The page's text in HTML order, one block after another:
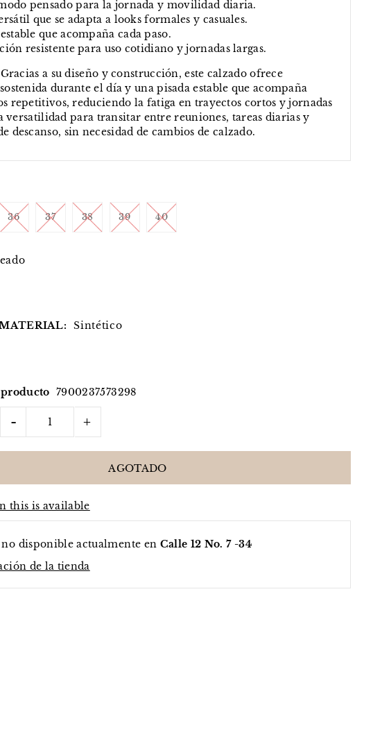
pensado para la jornada y movilidad diaria.
que se adapta a looks formales y casuales.
que acompaña cada paso.
resistente para uso cotidiano y jornadas largas.
Gracias a su diseño y construcción, este calzado ofrece
durante el día y una pisada estable que acompaña
repetitivos, reduciendo la fatiga en trayectos cortos y jornadas
versatilidad para transitar entre reuniones, tareas diarias y
descanso, sin necesidad de cambios de calzado.
36 37 38 39 40
Sintético
7900237573298
- +
this is available
no disponible actualmente en Calle 12 No. 7 -34
de la tienda